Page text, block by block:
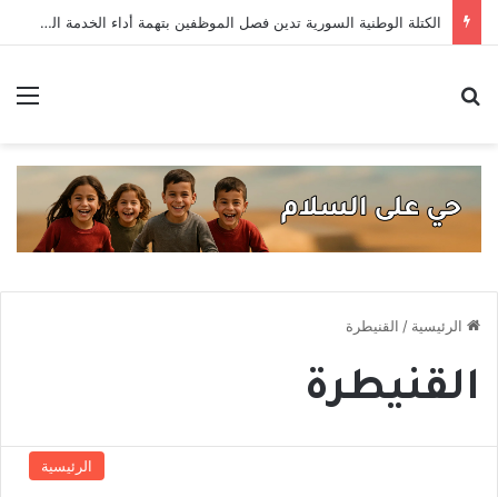
الكتلة الوطنية السورية تدين فصل الموظفين بتهمة أداء الخدمة العسكرية
الرئيسية / القنيطرة
القنيطرة
الرئيسية